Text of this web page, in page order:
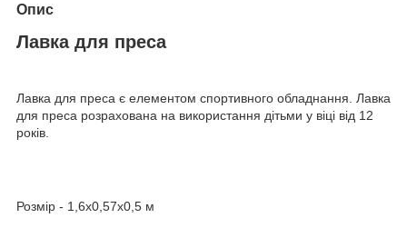
Опис
Лавка для преса
Лавка для преса є елементом спортивного обладнання. Лавка
для преса розрахована на використання дітьми у віці від 12
років.
Розмір - 1,6х0,57х0,5 м